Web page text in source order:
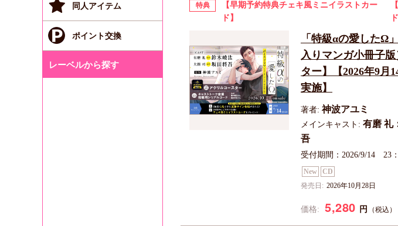
同人アイテム
ポイント交換
レーベルから探す
特典
【早期予約特典チェキ風ミニイラストカー
ド】
「特級αの愛したΩ
入りマンガ小冊子
ター】【2026年9月
実施】
著者: 神波アユミ
メインキャスト: 有磨 礼
吾
受付期間：2026/9/14 23
New
CD
発売日: 2026年10月28日
価格: 5,280 円 （税込）